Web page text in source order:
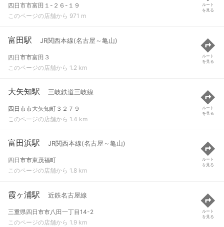
四日市市富田１-２６-１９
このページの店舗から 971 m
ルート
を見る
富田駅 JR関西本線(名古屋～亀山)
四日市市富田３
このページの店舗から 1.2 km
ルート
を見る
大矢知駅 三岐鉄道三岐線
四日市市大矢知町３２７９
このページの店舗から 1.4 km
ルート
を見る
富田浜駅 JR関西本線(名古屋～亀山)
四日市市東茂福町
このページの店舗から 1.8 km
ルート
を見る
霞ヶ浦駅 近鉄名古屋線
三重県四日市市八田一丁目14-2
このページの店舗から 1.9 km
ルート
を見る